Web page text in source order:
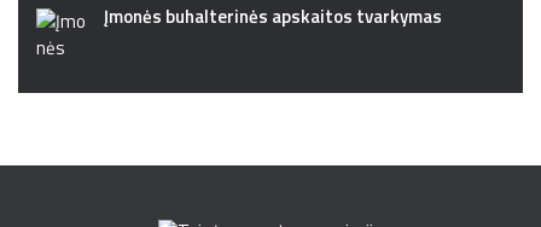
Įmonės buhalterinės apskaitos tvarkymas